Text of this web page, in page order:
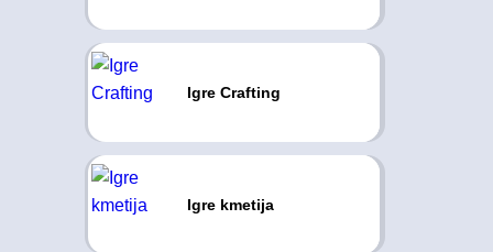
Igre Crafting
Igre kmetija